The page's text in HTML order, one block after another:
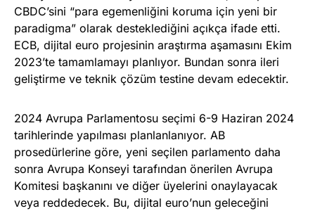
CBDC’sini “para egemenliğini koruma için yeni bir
paradigma” olarak desteklediğini açıkça ifade etti.
ECB, dijital euro projesinin araştırma aşamasını Ekim
2023’te tamamlamayı planlıyor. Bundan sonra ileri
geliştirme ve teknik çözüm testine devam edecektir.
2024 Avrupa Parlamentosu seçimi 6-9 Haziran 2024
tarihlerinde yapılması planlanlanıyor. AB
prosedürlerine göre, yeni seçilen parlamento daha
sonra Avrupa Konseyi tarafından önerilen Avrupa
Komitesi başkanını ve diğer üyelerini onaylayacak
veya reddedecek. Bu, dijital euro’nun geleceğini